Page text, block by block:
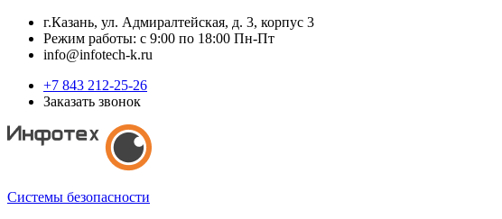
г.Казань, ул. Адмиралтейская, д. 3, корпус 3
Режим работы: с 9:00 по 18:00 Пн-Пт
info@infotech-k.ru
+7 843 212-25-26
Заказать звонок
Системы безопасности